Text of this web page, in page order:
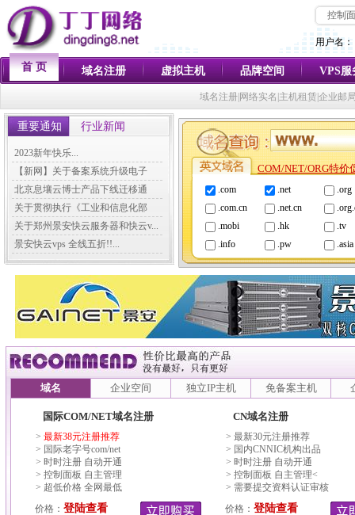
控制
用户名：
首 页 域名注册 虚拟主机 品牌空间 VPS服
域名注册|网络实名|主机租赁|企业邮
重要通知 行业新闻
2023新年快乐...
【新网】关于备案系统升级电子
化...
北京息壤云博士产品下线迁移通
知...
关于贯彻执行《工业和信息化部
关...
关于郑州景安快云服务器和快云v...
景安快云vps 全线五折!!...
COM/NET/ORG特
.com .net
.org
.com.cn
.net.cn
.mobi
.hk
.tv
.info
.pw .asia
域名 企业空间 独立IP主机 免备案主机
国际COM/NET域名注册
> 最新38元注册推荐
> 国际老字号com/net
> 时时注册 自动开通
> 控制面板 自主管理
> 超低价格 全网最低
价格： 登陆查看
CN域名注册
> 最新30元注册推荐
> 国内CNNIC机构出品
> 时时注册 自动开通
> 控制面板 自主管理<
> 需要提交资料认证审核
价格： 登陆查看